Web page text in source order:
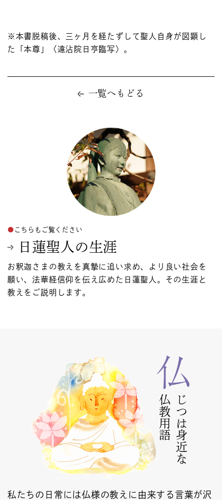
※本書脱稿後、三ヶ月を経たずして聖人自身が図顕し
た「本尊」〈遠沾院日亨臨写〉。
一覧へもどる
こちらもご覧ください
日蓮聖人の生涯
お釈迦さまの教えを真摯に追い求め、より良い社会を
願い、法華経信仰を伝え広めた日蓮聖人。その生涯と
教えをご説明します。
じつは身近な
仏教用語
私たちの日常には仏様の教えに由来する言葉が沢